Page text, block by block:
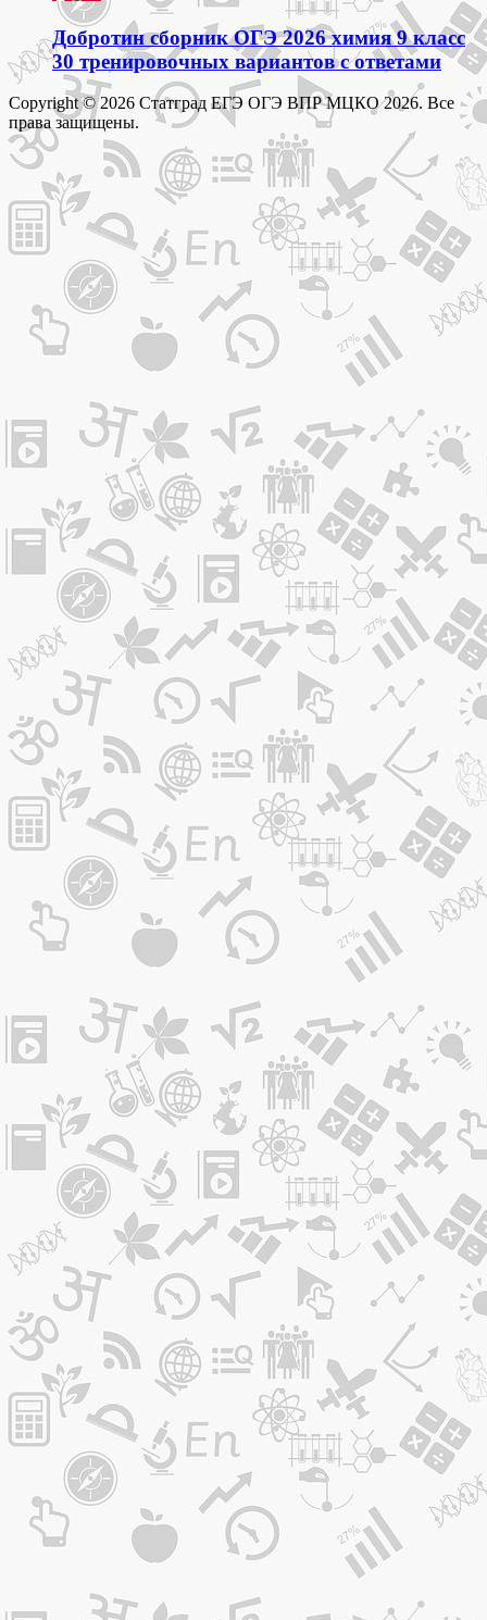
Добротин сборник ОГЭ 2026 химия 9 класс
30 тренировочных вариантов с ответами
Copyright © 2026 Статград ЕГЭ ОГЭ ВПР МЦКО 2026. Все
права защищены.